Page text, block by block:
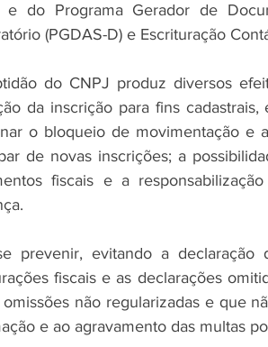
e do Programa Gerador de
(PGDAS-D) e Escrituração
do CNPJ produz diversos
da inscrição para fins
o bloqueio de movimentação e
de novas inscrições; a
fiscais e a
prevenir, evitando a
fiscais e as declarações
não regularizadas e que
e ao agravamento